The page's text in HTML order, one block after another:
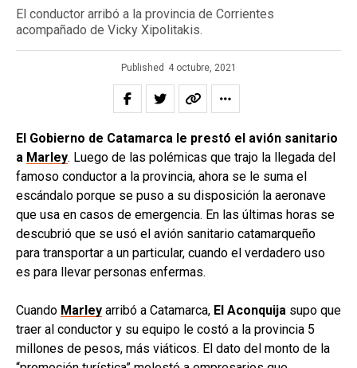
El conductor arribó a la provincia de Corrientes
acompañado de Vicky Xipolitakis.
Published 4 octubre, 2021
El Gobierno de Catamarca le prestó el avión sanitario
a Marley. Luego de las polémicas que trajo la llegada del
famoso conductor a la provincia, ahora se le suma el
escándalo porque se puso a su disposición la aeronave
que usa en casos de emergencia. En las últimas horas se
descubrió que se usó el avión sanitario catamarqueño
para transportar a un particular, cuando el verdadero uso
es para llevar personas enfermas.
Cuando Marley arribó a Catamarca, El Aconquija supo que
traer al conductor y su equipo le costó a la provincia 5
millones de pesos, más viáticos. El dato del monto de la